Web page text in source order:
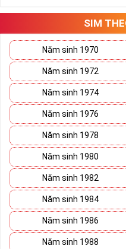
tứ 2 cùng xuất hiện trong một
sim tứ quýtăng lên gấp bội. Sở
thần người sở hữu là không
mọi điều tốt đẹp và may mắn
Lợi ích sim Tứ Quý
SIM
Năm sinh 1970
Năm sinh 1972
Năm sinh 1974
Năm sinh 1976
Năm sinh 1978
Năm sinh 1980
Năm sinh 1982
Năm sinh 1984
Năm sinh 1986
Năm sinh 1988